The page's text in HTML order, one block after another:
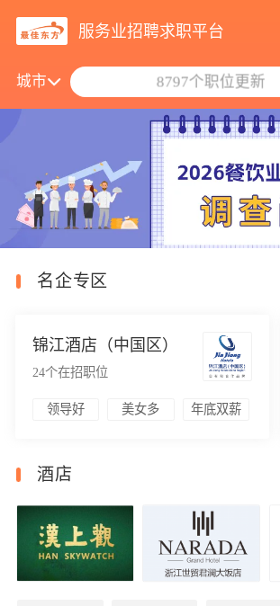
服务业招聘求职平台
城市
8797个职位更新
名企专区
锦江酒店（中国区）
24个在招职位
领导好 美女多 年底双薪
酒店